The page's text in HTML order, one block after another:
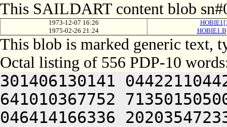
This SAILDART content blob
1973-12-07 16:26
1975-02-26 21:24
This blob is marked generic text,
Octal listing of 556 PDP-10
301406130141
641010367752
046414166336